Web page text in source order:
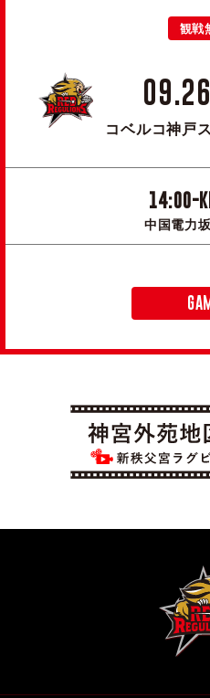
観戦
コベルコ神戸
14:00-
中国電力